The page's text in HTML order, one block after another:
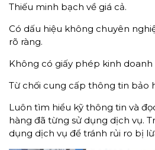
Thiếu minh bạch về giá cả.
Có dấu hiệu không chuyên
rõ ràng.
Không có giấy phép kinh doanh
Từ chối cung cấp thông tin bảo
Luôn tìm hiểu kỹ thông tin và
hàng đã từng sử dụng dịch vụ.
dụng dịch vụ để tránh rủi ro bị